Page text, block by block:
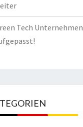
Tech Unternehmen